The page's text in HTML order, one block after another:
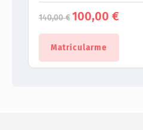
140,00€
El
precio
original
140,00 €.
100,00 €El
precio
Matricularme